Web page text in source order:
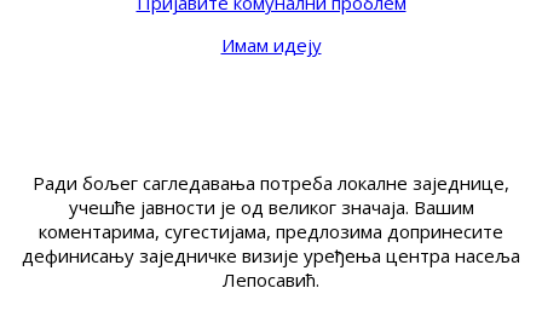
Имам идеју
Ради бољег сагледавања потреба локалне заједнице,
учешће јавности је од великог значаја. Вашим
коментарима, сугестијама, предлозима допринесите
дефинисању заједничке визије уређења центра насеља
Лепосавић.